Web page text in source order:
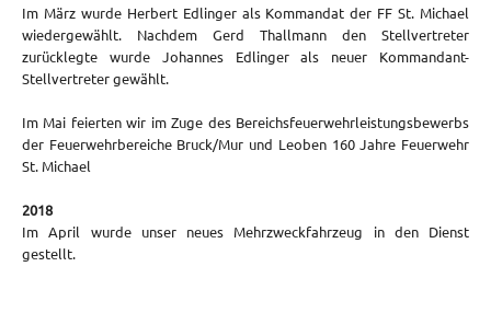
Im März wurde Herbert Edlinger als Kommandat der FF St. Michael
wiedergewählt. Nachdem Gerd Thallmann den Stellvertreter
zurücklegte wurde Johannes Edlinger als neuer Kommandant-
Stellvertreter gewählt.
Im Mai feierten wir im Zuge des Bereichsfeuerwehrleistungsbewerbs
der Feuerwehrbereiche Bruck/Mur und Leoben 160 Jahre Feuerwehr
St. Michael
2018
Im April wurde unser neues Mehrzweckfahrzeug in den Dienst
gestellt.